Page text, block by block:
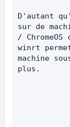
D'autant
sur de
/
winrt
machine
plus.